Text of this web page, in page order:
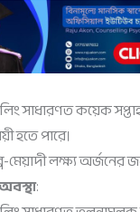
সাধারণত কয়েক
হতে পারে।
মেয়াদী লক্ষ্য অর্জনের
: